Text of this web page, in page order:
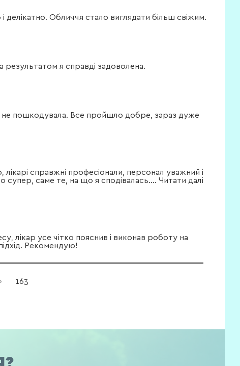
Обличчя стало виглядати більш свіжим.
результатом я справді задоволена.
не пошкодувала. Все пройшло добре, зараз дуже
справжні професіонали, персонал уважний і
супер, саме те, на що я сподівалась.... Читати далі
лікар усе чітко пояснив і виконав роботу на
Рекомендую!
163